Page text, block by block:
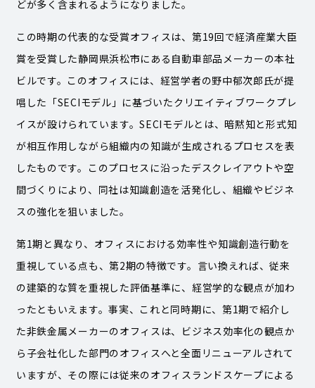
どが多く含まれるようになりました。
この時期の代表的な受賞オフィスは、第19回で経済産業大臣
賞を受賞した静岡県浜松市にある自動車部品メーカーの本社
ビルです。このオフィスには、経営学者の野中郁次郎氏が提
唱した「SECIモデル」に基づいたクリエイティブワークプレ
イスが設けられています。SECIモデルとは、暗黙知と形式知
が相互作用しながら組織内の知識が生成されるプロセスを表
したものです。このプロセスに沿ったデスクレイアウトや空
間づくりにより、同社は知識創造を活発化し、組織やビジネ
スの強化を狙いました。
第1期と異なり、オフィスにおける効率性や知識創造行動を
重視している点も、第2期の特徴です。言い換えれば、従来
の建築的な質を重視した評価基準に、経営学的な観点が加わ
ったともいえます。事実、これと同時期に、第1期で紹介し
た非鉄金属メーカーのオフィスは、ビジネス効率化の観点か
ら子会社化した部門のオフィスへと全面リニューアルされて
いますが、その際には従来のオフィスランドスケープによる